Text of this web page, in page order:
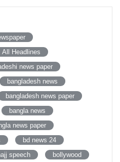
All Headlines
news paper
bangladesh news
bangladesh news paper
bangla news
news paper
bd news 24
speech
bollywood